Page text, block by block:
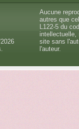
Aucune
autres que
L122-5 du
intellectuelle,
site sans
l'auteur.